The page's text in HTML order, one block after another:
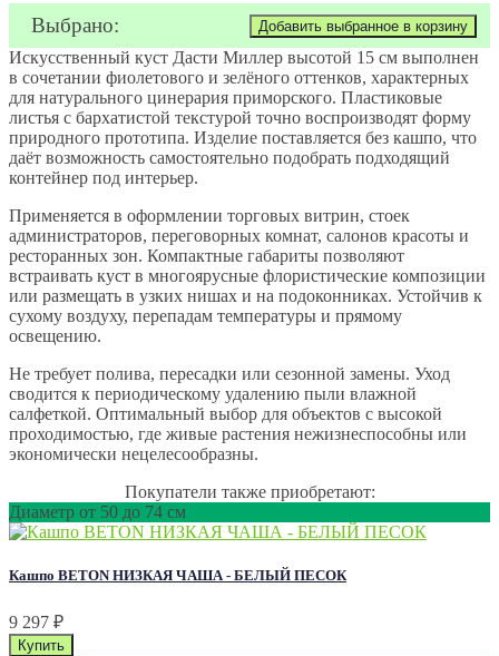
Выбрано:
Искусственный куст Дасти Миллер высотой 15 см выполнен
в сочетании фиолетового и зелёного оттенков, характерных
для натурального цинерария приморского. Пластиковые
листья с бархатистой текстурой точно воспроизводят форму
природного прототипа. Изделие поставляется без кашпо, что
даёт возможность самостоятельно подобрать подходящий
контейнер под интерьер.
Применяется в оформлении торговых витрин, стоек
администраторов, переговорных комнат, салонов красоты и
ресторанных зон. Компактные габариты позволяют
встраивать куст в многоярусные флористические композиции
или размещать в узких нишах и на подоконниках. Устойчив к
сухому воздуху, перепадам температуры и прямому
освещению.
Не требует полива, пересадки или сезонной замены. Уход
сводится к периодическому удалению пыли влажной
салфеткой. Оптимальный выбор для объектов с высокой
проходимостью, где живые растения нежизнеспособны или
экономически нецелесообразны.
Покупатели также приобретают:
Диаметр от 50 до 74 см
Кашпо BETON НИЗКАЯ ЧАША - БЕЛЫЙ ПЕСОК
9 297 ₽